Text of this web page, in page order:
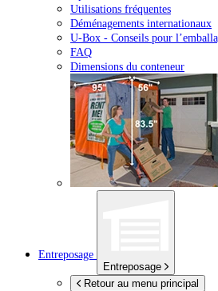
Utilisations fréquentes
Déménagements internationaux
U-Box - Conseils pour
FAQ
Dimensions du conteneur
Entreposage
Entreposage
Retour au menu principal